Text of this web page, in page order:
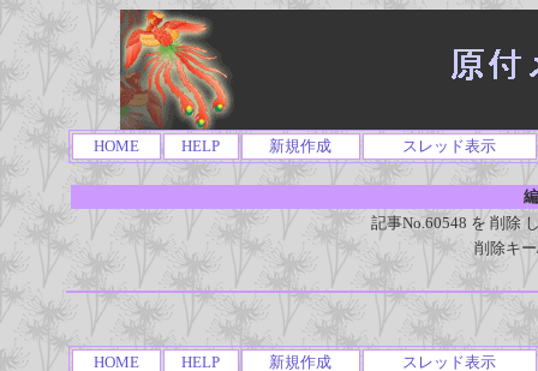
HOME HELP 新規作成 スレッド表示
記事No.60548 を 削除
削除キ
HOME HELP 新規作成 スレッド表示